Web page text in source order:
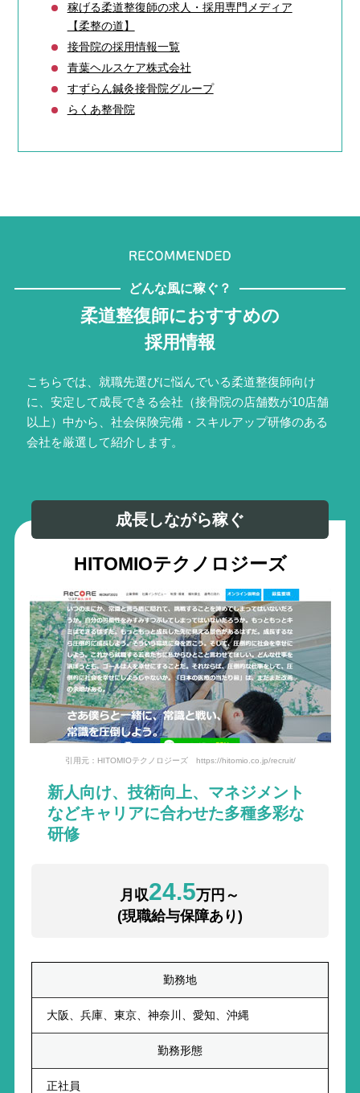
稼げる柔道整復師の求人・採用専門メディア
【柔整の道】
接骨院の採用情報一覧
青葉ヘルスケア株式会社
すずらん鍼灸接骨院グループ
らくあ整骨院
どんな風に稼ぐ？
柔道整復師におすすめの
採用情報
こちらでは、就職先選びに悩んでいる柔道整復師向け
に、安定して成長できる会社（接骨院の店舗数が10店舗
以上）中から、社会保険完備・スキルアップ研修のある
会社を厳選して紹介します。
成長しながら稼ぐ
HITOMIOテクノロジーズ
引用元：HITOMIOテクノロジーズ https://hitomio.co.jp/recruit/
新人向け、技術向上、マネジメント
などキャリアに合わせた多種多彩な
研修
月収24.5万円～
(現職給与保障あり)
勤務地
大阪、兵庫、東京、神奈川、愛知、沖縄
勤務形態
正社員